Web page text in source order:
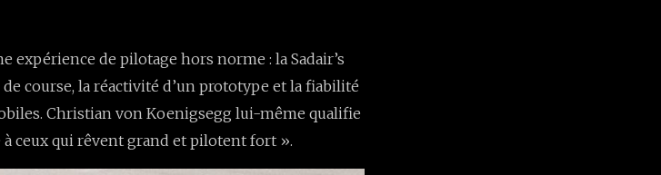
expérience de pilotage hors norme : la Sadair’s
course, la réactivité d’un prototype et la fiabilité
Christian von Koenigsegg lui-même qualifie
ceux qui rêvent grand et pilotent fort ».